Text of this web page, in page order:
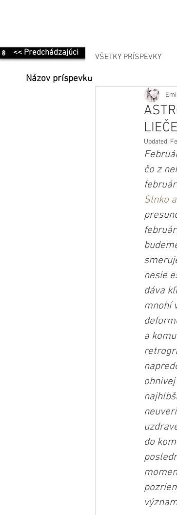
<< Predchádzajúci
Názov príspevku
VŠETKY PRÍSPEVKY
MANIFESTÁCIA
Updated:
čo z
Slnko
nesie
dáva
mnohí
a
do